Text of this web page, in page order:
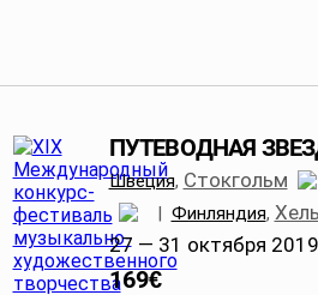
ПУТЕВОДНАЯ
Швеция, Стокгольм
| Финляндия,
27 — 31 октября 2019
169€